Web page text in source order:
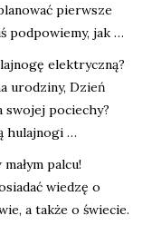
pierwsze
podpowiemy, jak …
elektryczną?
urodziny, Dzień
swojej pociechy?
hulajnogi …
palcu!
wiedzę o
a także o świecie.